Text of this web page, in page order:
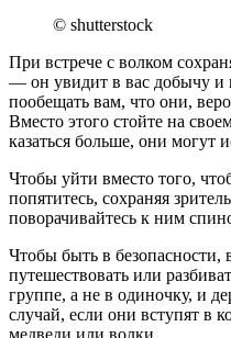
© shutterstock
При встрече с волком
— он увидит в вас добычу
пообещать вам, что они,
Вместо этого стойте на
казаться больше, они могут
Чтобы уйти вместо того,
попятитесь, сохраняя
поворачивайтесь к ним
Чтобы быть в безопасности,
путешествовать или
группе, а не в одиночку, и
случай, если они вступят в